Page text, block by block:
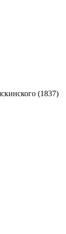
(1837)